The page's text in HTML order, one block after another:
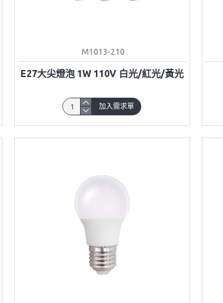
M1013-210
E27大尖燈泡 1W 110V 白光/紅光/黃光
加入需求單